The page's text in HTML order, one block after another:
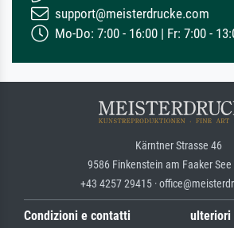
support@meisterdrucke.com
Mo-Do: 7:00 - 16:00 | Fr: 7:00 -
Kärntner Strasse 46
9586 Finkenstein am Faaker See
+43 4257 29415 ·
Condizioni e contatti ulteriori